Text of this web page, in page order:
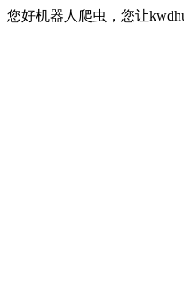
您好机器人爬虫，您让